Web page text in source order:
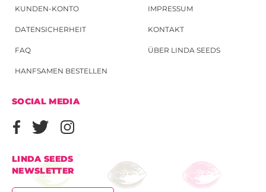
KUNDEN-KONTO
DATENSICHERHEIT
FAQ
HANFSAMEN BESTELLEN
IMPRESSUM
KONTAKT
ÜBER LINDA SEEDS
SOCIAL MEDIA
LINDA SEEDS
NEWSLETTER